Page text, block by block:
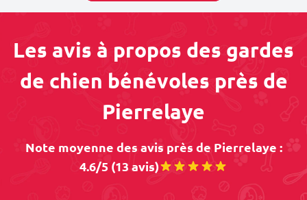
Les avis à propos des gardes
de chien bénévoles près de
Pierrelaye
Note moyenne des avis près de Pierrelaye :
4.6/5 (13 avis)